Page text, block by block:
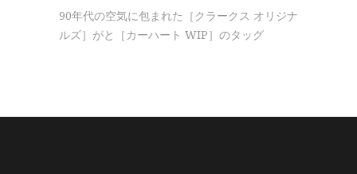
90年代の空気に包まれた［クラークス オリジナ
ルズ］がと［カーハート WIP］のタッグ